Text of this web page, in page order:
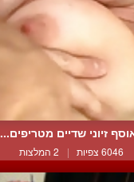
זיוני שדיים מטריפים...
6046 צפיות | 2 המלצות